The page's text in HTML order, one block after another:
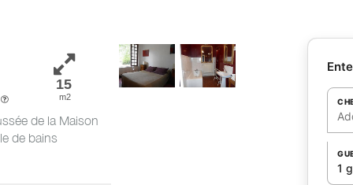
15
m2
de la Maison
de bains
1